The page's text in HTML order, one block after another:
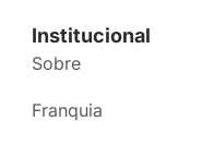
Institucional
Sobre
Franquia